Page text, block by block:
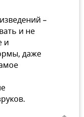
–
и не
и
даже